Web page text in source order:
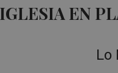
EN
Lo